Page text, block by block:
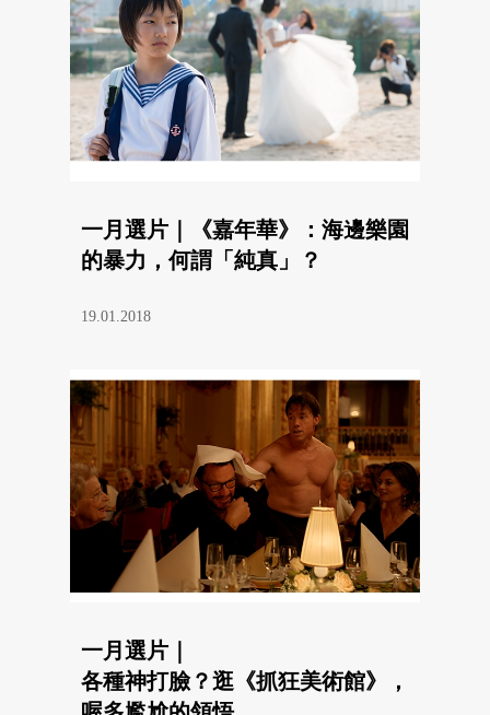
一月選片｜《嘉年華》：海邊樂園
的暴力，何謂「純真」？
19.01.2018
一月選片｜
各種神打臉？逛《抓狂美術館》，